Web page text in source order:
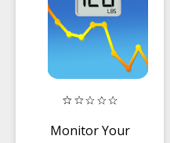
Monitor Your